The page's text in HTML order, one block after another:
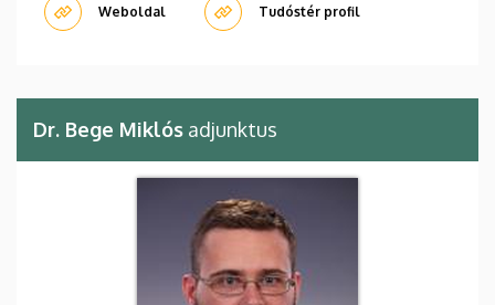
Weboldal Tudóstér profil
Dr. Bege Miklós adjunktus